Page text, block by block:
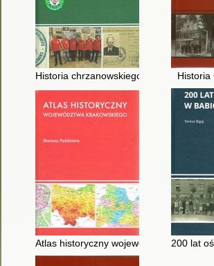
Historia chrzanowskiego Oddziału PTT
Historia
Atlas historyczny województwa200 lat